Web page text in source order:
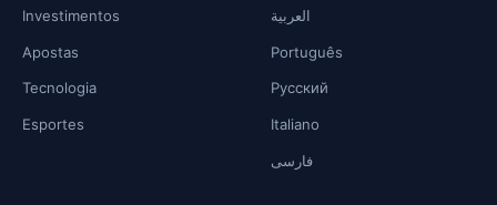
Investimentos
Apostas
Tecnologia
Esportes
العربية
Português
Русский
Italiano
فارسی